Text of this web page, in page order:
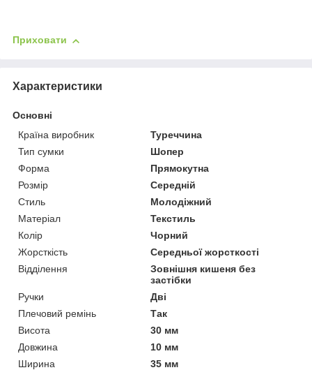
Приховати
Характеристики
Основні
Країна виробник
Туреччина
Тип сумки
Шопер
Форма
Прямокутна
Розмір
Середній
Стиль
Молодіжний
Матеріал
Текстиль
Колір
Чорний
Жорсткість
Середньої жорсткості
Відділення
Зовнішня кишеня без
застібки
Ручки
Дві
Плечовий ремінь
Так
Висота
30 мм
Довжина
10 мм
Ширина
35 мм